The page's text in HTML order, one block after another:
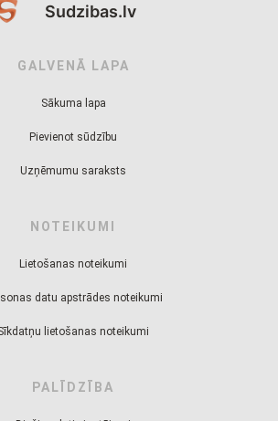
Sudzibas.lv
GALVENĀ LAPA
Sākuma lapa
Pievienot sūdzību
Uzņēmumu saraksts
NOTEIKUMI
Lietošanas noteikumi
datu apstrādes noteikumi
lietošanas noteikumi
PALĪDZĪBA